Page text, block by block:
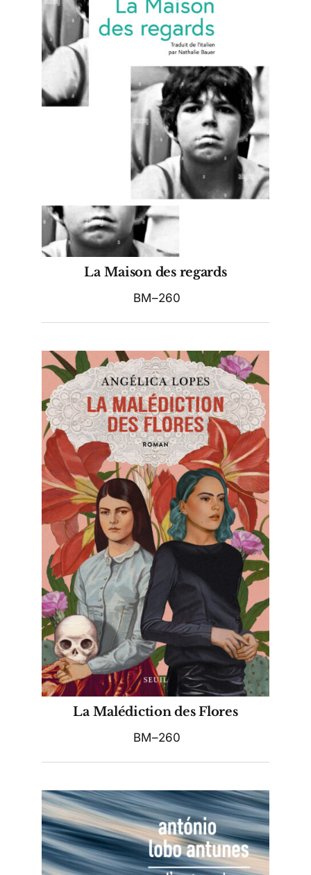
La Maison des regards
BM–260
La Malédiction des Flores
BM–260